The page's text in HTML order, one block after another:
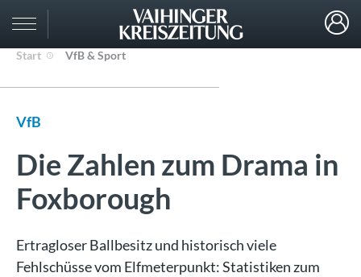
Start VfB & Sport
VfB
Die Zahlen zum Drama in
Foxborough
Ertragloser Ballbesitz und historisch viele
Fehlschüsse vom Elfmeterpunkt: Statistiken zum